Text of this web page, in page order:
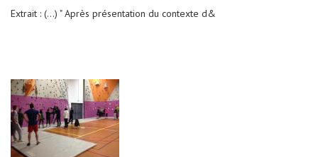
Extrait : (...) " Après présentation du contexte d&